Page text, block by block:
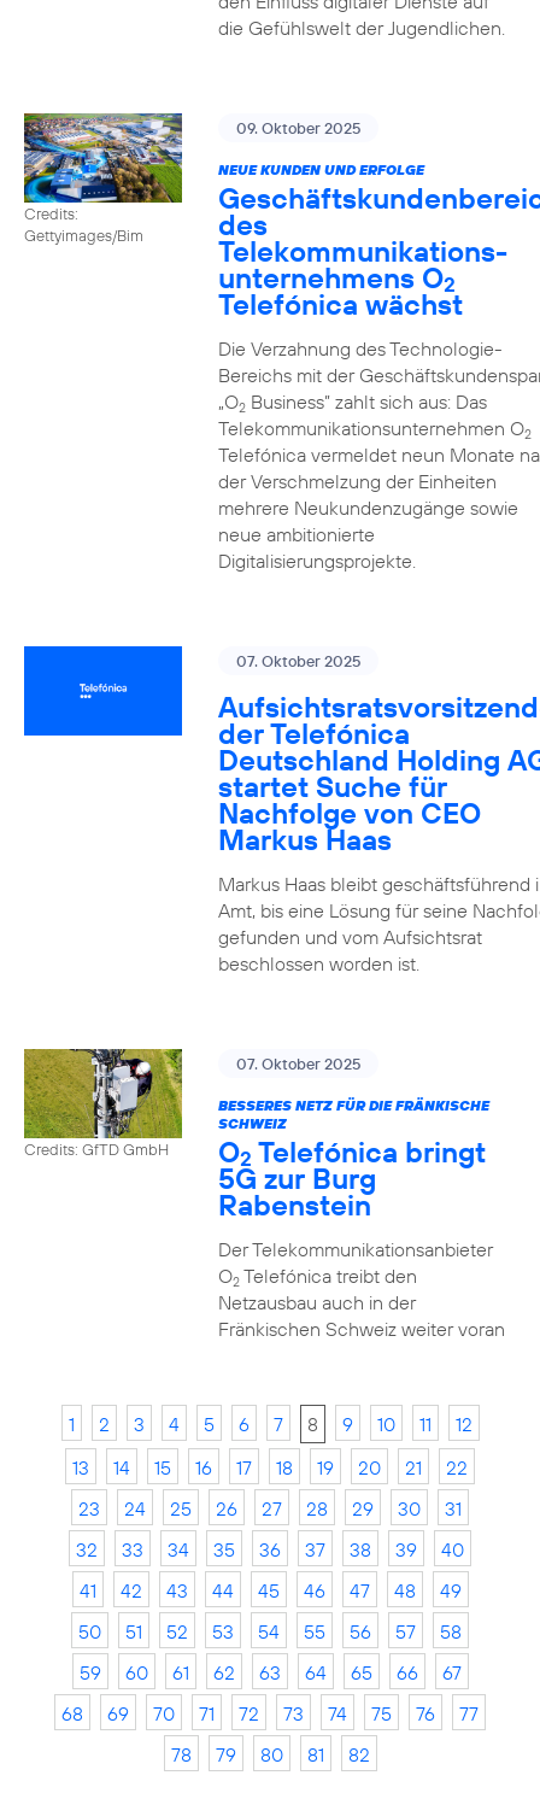
die Gefühlswelt der Jugendlichen.
Credits:
Gettyimages/Bim
09. Oktober 2025
NEUE KUNDEN UND ERFOLGE
des
Telekommunikations­
unternehmens O2
Telefónica wächst
Die Verzahnung des Technologie-
Bereichs mit der
„O2Business” zahlt sich aus: Das
Telekommunikationsunternehmen O2
Telefónica vermeldet neun Monate
der Verschmelzung der Einheiten
mehrere Neukundenzugänge sowie
neue ambitionierte
Digitalisierungsprojekte.
07. Oktober 2025
der Telefónica
Deutschland Holding
startet Suche für
Nachfolge von CEO
Markus Haas
Markus Haas bleibt geschäftsführend
Amt, bis eine Lösung für seine
gefunden und vom Aufsichtsrat
beschlossen worden ist.
Credits: GfTD GmbH
07. Oktober 2025
BESSERES NETZ FÜR DIE FRÄNKISCHE
SCHWEIZ
O2 Telefónica bringt
5G zur Burg
Rabenstein
Der Telekommunikationsanbieter
O2Telefónica treibt den
Netzausbau auch in der
Fränkischen Schweiz weiter voran
1 2 3 4 5 6 7 8 9 10 11
12
13
14 15 16 17 18 19 20 21
22
23
24 25 26 27 28 29 30
31
32
33 34 35 36 37 38 39
40
41
42 43 44 45 46 47 48
49
50
51 52 53 54 55 56 57
58
59
60 61 62 63 64 65 66
67
68
69 70 71 72 73 74 75 76
77
78
79 80 81 82